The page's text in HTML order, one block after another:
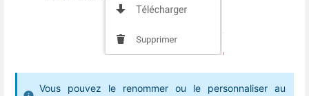
Vous pouvez le renommer ou le personnaliser au